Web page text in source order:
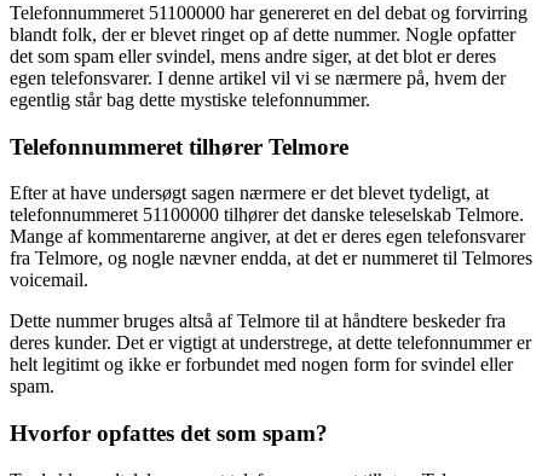
Telefonnummeret 51100000 har genereret en del debat og forvirring
blandt folk, der er blevet ringet op af dette nummer. Nogle opfatter
det som spam eller svindel, mens andre siger, at det blot er deres
egen telefonsvarer. I denne artikel vil vi se nærmere på, hvem der
egentlig står bag dette mystiske telefonnummer.
Telefonnummeret tilhører Telmore
Efter at have undersøgt sagen nærmere er det blevet tydeligt, at
telefonnummeret 51100000 tilhører det danske teleselskab Telmore.
Mange af kommentarerne angiver, at det er deres egen telefonsvarer
fra Telmore, og nogle nævner endda, at det er nummeret til Telmores
voicemail.
Dette nummer bruges altså af Telmore til at håndtere beskeder fra
deres kunder. Det er vigtigt at understrege, at dette telefonnummer er
helt legitimt og ikke er forbundet med nogen form for svindel eller
spam.
Hvorfor opfattes det som spam?